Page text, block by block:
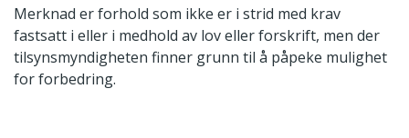
Merknad er forhold som ikke er i strid med krav
fastsatt i eller i medhold av lov eller forskrift, men der
tilsynsmyndigheten finner grunn til å påpeke mulighet
for forbedring.